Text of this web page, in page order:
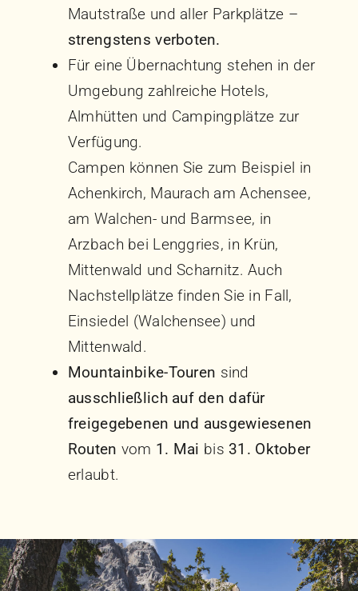
Mautstraße und aller Parkplätze –
strengstens verboten.
Für eine Übernachtung stehen in der
Umgebung zahlreiche Hotels,
Almhütten und Campingplätze zur
Verfügung.
Campen können Sie zum Beispiel in
Achenkirch, Maurach am Achensee,
am Walchen- und Barmsee, in
Arzbach bei Lenggries, in Krün,
Mittenwald und Scharnitz. Auch
Nachstellplätze finden Sie in Fall,
Einsiedel (Walchensee) und
Mittenwald.
Mountainbike-Touren sind
ausschließlich auf den dafür
freigegebenen und ausgewiesenen
Routen vom 1. Mai bis 31. Oktober
erlaubt.